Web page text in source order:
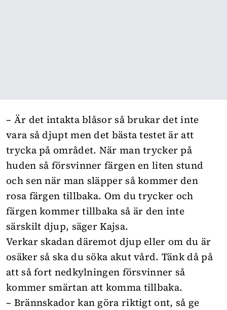
– Är det intakta blåsor så brukar det inte
vara så djupt men det bästa testet är att
trycka på området. När man trycker på
huden så försvinner färgen en liten stund
och sen när man släpper så kommer den
rosa färgen tillbaka. Om du trycker och
färgen kommer tillbaka så är den inte
särskilt djup, säger Kajsa.
Verkar skadan däremot djup eller om du är
osäker så ska du söka akut vård. Tänk då på
att så fort nedkylningen försvinner så
kommer smärtan att komma tillbaka.
– Brännskador kan göra riktigt ont, så ge